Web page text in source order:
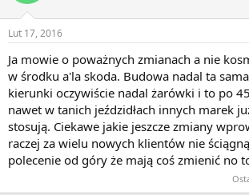
Lut 17, 2016
Ja mowie o poważnych zmianach a nie
w środku a'la skoda. Budowa nadal ta
kierunki oczywiście nadal żarówki i to po
nawet w tanich jeździdłach innych marek
stosują. Ciekawe jakie jeszcze zmiany
raczej za wielu nowych klientów nie
polecenie od góry że mają coś zmienić no